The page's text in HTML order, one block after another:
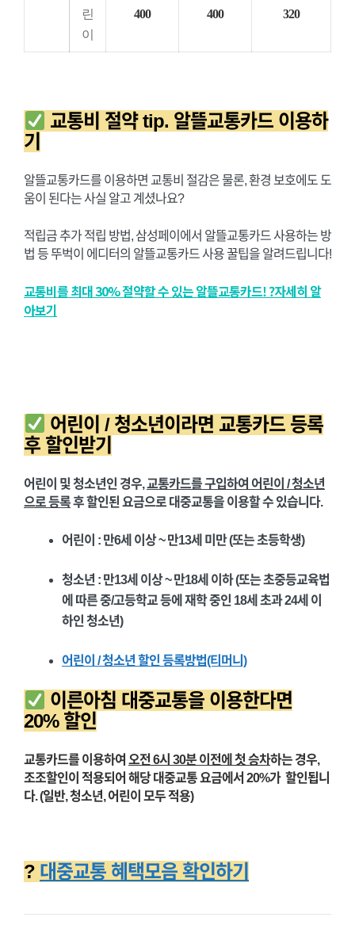
린
이
400 400 320
교통비 절약 tip. 알뜰교통카드 이용하
기
알뜰교통카드를 이용하면 교통비 절감은 물론, 환경 보호에도 도
움이 된다는 사실 알고 계셨나요?
적립금 추가 적립 방법, 삼성페이에서 알뜰교통카드 사용하는 방
법 등 뚜벅이 에디터의 알뜰교통카드 사용 꿀팁을 알려드립니다!
교통비를 최대 30% 절약할 수 있는 알뜰교통카드! ?자세히 알
아보기
어린이 / 청소년이라면 교통카드 등록
후 할인받기
어린이 및 청소년인 경우,교통카드를 구입하여 어린이 / 청소년
으로 등록후 할인된 요금으로 대중교통을 이용할 수 있습니다.
어린이 : 만6세 이상 ~ 만13세 미만 (또는 초등학생)
청소년 : 만13세 이상 ~ 만18세 이하 (또는 초중등교육법
에 따른 중/고등학교 등에 재학 중인 18세 초과 24세 이
하인 청소년)
어린이 / 청소년 할인 등록방법(티머니)
이른아침 대중교통을 이용한다면
20% 할인
교통카드를 이용하여 오전 6시 30분 이전에 첫 승차하는 경우,
조조할인이 적용되어 해당 대중교통 요금에서 20%가 할인됩니
다. (일반, 청소년, 어린이 모두 적용)
? 대중교통 혜택모음 확인하기